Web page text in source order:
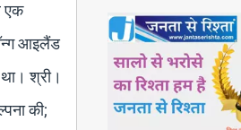
एक
आइलैंड
था।श्री।
की;